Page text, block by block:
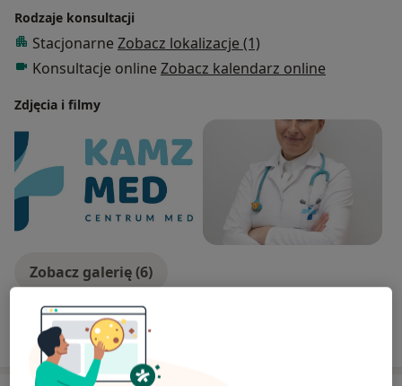
Aktywnie uczestniczę w konferencjach naukowych,
kursach i zjazdach oraz poszerzam swoją wiedzę o
najnowsze informacje ze świata medycyny poprzez
m.in. prenumeratę czasopism medycznych oraz
zagraniczne portale naukowe.
Dzięki pracy w klinice oraz w jednostkach
podstawowej opieki zdrowotnej posiadam nie tylko
wiedzę i doświadczenie z zakresu przypadków
klinicznych, ale także w zakresie codziennych
kontaktów z pacjentami i rozwiązywania ich
Uwielbiam pracę z dziećmi i moim celem zawodowym
jest niesienie im pomocy.
Rodzaje konsultacji
Stacjonarne Zobacz lokalizacje (1)
Konsultacje online Zobacz kalendarz online
Zdjęcia i filmy
Zobacz galerię (6)